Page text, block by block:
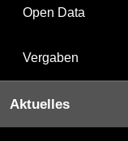
Open Data
Vergaben
Aktuelles